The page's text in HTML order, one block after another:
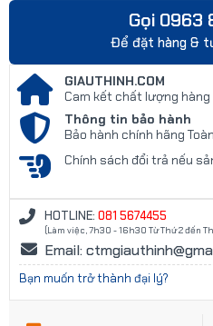
Gọi 0963
Để đặt hàng &
GIAUTHINH.COM
Cam kết chất lượng hàng
Thông tin bảo hành
Bảo hành chính hãng
Chính sách đổi trả nếu
HOTLINE: 081 5674455
(Làm việc, 7h30 - 16h30 Từ Thứ 2 đến
Email:
Bạn muốn trở thành đại lý?